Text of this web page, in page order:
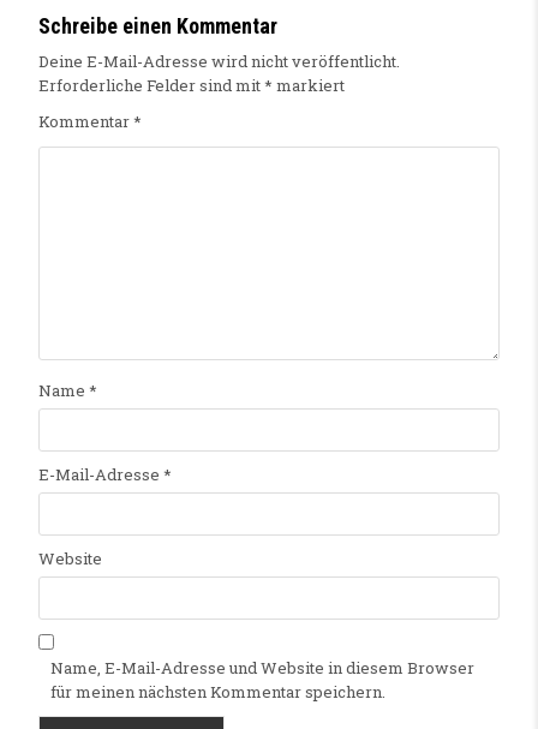
Schreibe einen Kommentar
Deine E-Mail-Adresse wird nicht veröffentlicht.
Erforderliche Felder sind mit* markiert
Kommentar*
Name *
E-Mail-Adresse *
Website
Name, E-Mail-Adresse und Website in diesem Browser
für meinen nächsten Kommentar speichern.